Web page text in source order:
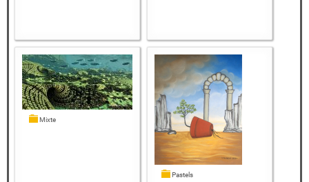
Mixte
Pastels